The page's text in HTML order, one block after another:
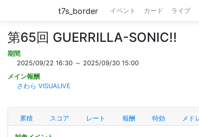
t7s_border イベント カード ライブ
第65回 GUERRILLA-SONIC!!
期間
2025/09/22 16:30 ～ 2025/09/30 15:00
メイン報酬
さわら VISUALIVE
累積 スコア レート 報酬 特効 メド